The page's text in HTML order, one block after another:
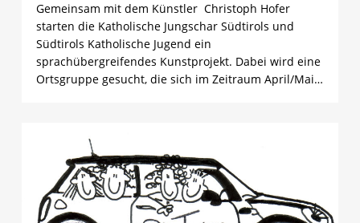
Gemeinsam mit dem Künstler Christoph Hofer
starten die Katholische Jungschar Südtirols und
Südtirols Katholische Jugend ein
sprachübergreifendes Kunstprojekt. Dabei wird eine
Ortsgruppe gesucht, die sich im Zeitraum April/Mai…